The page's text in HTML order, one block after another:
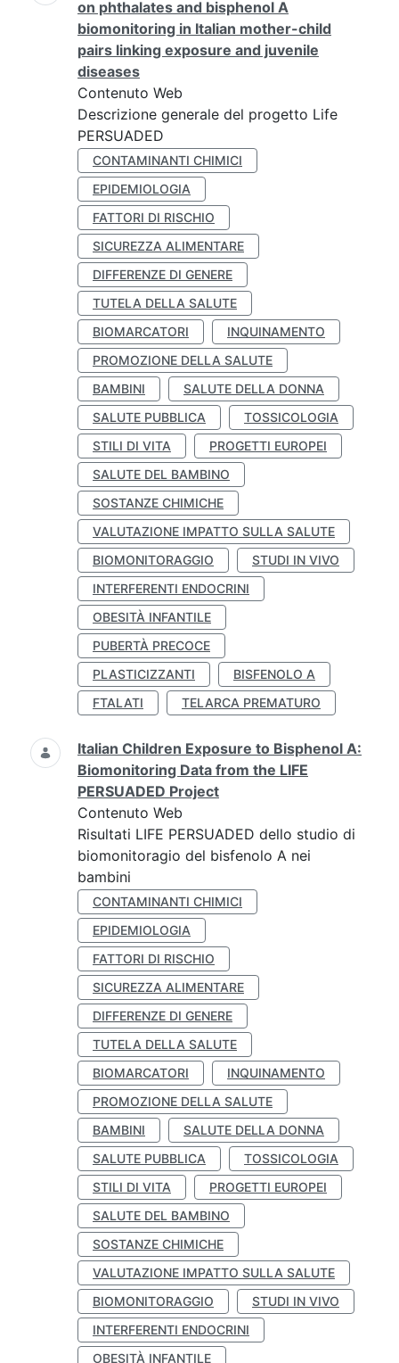
on phthalates and bisphenol A
biomonitoring in Italian mother-child
pairs linking exposure and juvenile
diseases
Contenuto Web
Descrizione generale del progetto Life
PERSUADED
CONTAMINANTI CHIMICI
EPIDEMIOLOGIA
FATTORI DI RISCHIO
SICUREZZA ALIMENTARE
DIFFERENZE DI GENERE
TUTELA DELLA SALUTE
BIOMARCATORI
INQUINAMENTO
PROMOZIONE DELLA SALUTE
BAMBINI
SALUTE DELLA DONNA
SALUTE PUBBLICA
TOSSICOLOGIA
STILI DI VITA
PROGETTI EUROPEI
SALUTE DEL BAMBINO
SOSTANZE CHIMICHE
VALUTAZIONE IMPATTO SULLA SALUTE
BIOMONITORAGGIO
STUDI IN VIVO
INTERFERENTI ENDOCRINI
OBESITÀ INFANTILE
PUBERTÀ PRECOCE
PLASTICIZZANTI
BISFENOLO A
FTALATI
TELARCA PREMATURO
Italian Children Exposure to Bisphenol A:
Biomonitoring Data from the LIFE
PERSUADED Project
Contenuto Web
Risultati LIFE PERSUADED dello studio di
biomonitoragio del bisfenolo A nei
bambini
CONTAMINANTI CHIMICI
EPIDEMIOLOGIA
FATTORI DI RISCHIO
SICUREZZA ALIMENTARE
DIFFERENZE DI GENERE
TUTELA DELLA SALUTE
BIOMARCATORI
INQUINAMENTO
PROMOZIONE DELLA SALUTE
BAMBINI
SALUTE DELLA DONNA
SALUTE PUBBLICA
TOSSICOLOGIA
STILI DI VITA
PROGETTI EUROPEI
SALUTE DEL BAMBINO
SOSTANZE CHIMICHE
VALUTAZIONE IMPATTO SULLA SALUTE
BIOMONITORAGGIO
STUDI IN VIVO
INTERFERENTI ENDOCRINI
OBESITÀ INFANTILE